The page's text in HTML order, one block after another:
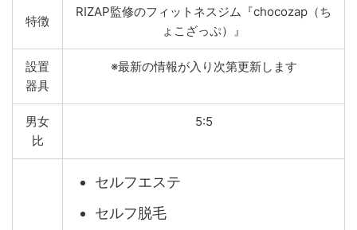
特徴
RIZAP監修のフィットネスジム『chocozap（ち
ょこざっぷ）』
設置
器具
※最新の情報が入り次第更新します
男女
比
5:5
セルフエステ
セルフ脱毛